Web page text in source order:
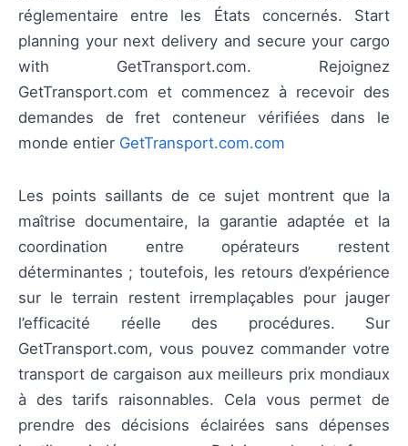
réglementaire entre les États concernés. Start
planning your next delivery and secure your cargo
with GetTransport.com. Rejoignez
GetTransport.com et commencez à recevoir des
demandes de fret conteneur vérifiées dans le
monde entier GetTransport.com.com
Les points saillants de ce sujet montrent que la
maîtrise documentaire, la garantie adaptée et la
coordination entre opérateurs restent
déterminantes ; toutefois, les retours d’expérience
sur le terrain restent irremplaçables pour jauger
l’efficacité réelle des procédures. Sur
GetTransport.com, vous pouvez commander votre
transport de cargaison aux meilleurs prix mondiaux
à des tarifs raisonnables. Cela vous permet de
prendre des décisions éclairées sans dépenses